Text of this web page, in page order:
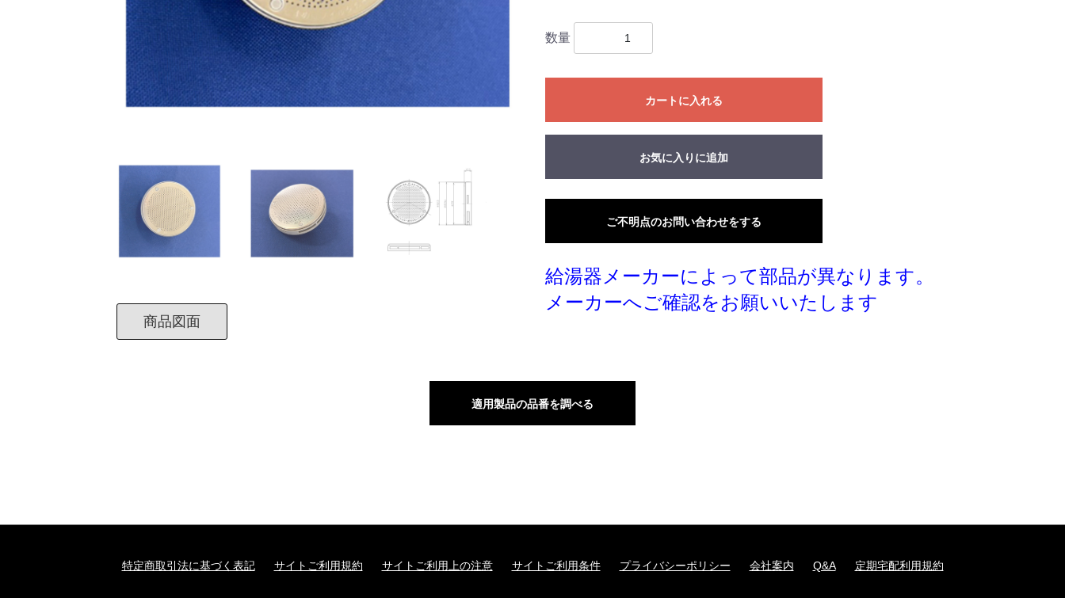
商品図面
数量
カートに入れる
お気に入りに追加
ご不明点のお問い合わせをする
給湯器メーカーによって部品が異なります。
メーカーへご確認をお願いいたします
適用製品の品番を調べる
特定商取引法に基づく表記 サイトご利用規約 サイトご利用上の注意 サイトご利用条件 プライバシーポリシー 会社案内 Q&A 定期宅配利用規約